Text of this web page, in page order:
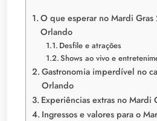
O que esperar no Mardi
Orlando
Desfile e atrações
Shows ao vivo e
Gastronomia imperdível no
Orlando
Experiências extras no Mardi
Ingressos e valores para o